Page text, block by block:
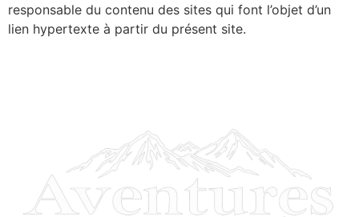
responsable du contenu des sites qui font l’objet d’un
lien hypertexte à partir du présent site.